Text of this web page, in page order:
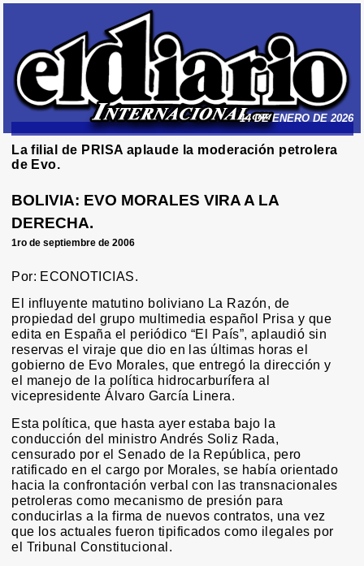
14 DE ENERO DE 2026
La filial de PRISA aplaude la moderación petrolera
de Evo.
BOLIVIA: EVO MORALES VIRA A LA
DERECHA.
1ro de septiembre de 2006
Por: ECONOTICIAS.
El influyente matutino boliviano La Razón, de
propiedad del grupo multimedia español Prisa y que
edita en España el periódico “El País”, aplaudió sin
reservas el viraje que dio en las últimas horas el
gobierno de Evo Morales, que entregó la dirección y
el manejo de la política hidrocarburífera al
vicepresidente Álvaro García Linera.
Esta política, que hasta ayer estaba bajo la
conducción del ministro Andrés Soliz Rada,
censurado por el Senado de la República, pero
ratificado en el cargo por Morales, se había orientado
hacia la confrontación verbal con las transnacionales
petroleras como mecanismo de presión para
conducirlas a la firma de nuevos contratos, una vez
que los actuales fueron tipificados como ilegales por
el Tribunal Constitucional.